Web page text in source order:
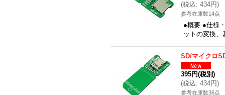
(税込: 434円)
参考在庫数14点
●概要 ●仕様
ットの変換
SD/マイクロ
395円(税別)
(税込: 434円)
参考在庫数36点